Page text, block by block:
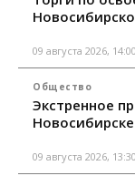
09 августа 2026, 14:00
Общество
Экстренное
09 августа 2026, 13:30